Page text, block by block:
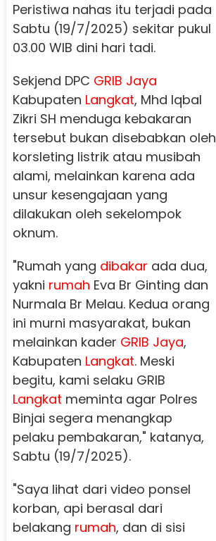
Peristiwa nahas itu terjadi pada
Sabtu (19/7/2025) sekitar pukul
03.00 WIB dini hari tadi.
Sekjend DPC GRIB Jaya
Kabupaten Langkat, Mhd Iqbal
Zikri SH menduga kebakaran
tersebut bukan disebabkan oleh
korsleting listrik atau musibah
alami, melainkan karena ada
unsur kesengajaan yang
dilakukan oleh sekelompok
oknum.
"Rumah yang dibakar ada dua,
yakni rumah Eva Br Ginting dan
Nurmala Br Melau. Kedua orang
ini murni masyarakat, bukan
melainkan kader GRIB Jaya,
Kabupaten Langkat. Meski
begitu, kami selaku GRIB
Langkat meminta agar Polres
Binjai segera menangkap
pelaku pembakaran," katanya,
Sabtu (19/7/2025).
"Saya lihat dari video ponsel
korban, api berasal dari
belakang rumah, dan di sisi